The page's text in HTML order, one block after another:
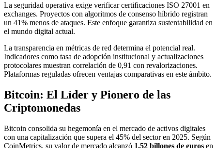
La seguridad operativa exige verificar certificaciones ISO 27001 en
exchanges. Proyectos con algoritmos de consenso híbrido registran
un 41% menos de ataques. Este enfoque garantiza sustentabilidad en
el mundo digital actual.
La transparencia en métricas de red determina el potencial real.
Indicadores como tasa de adopción institucional y actualizaciones
protocolares muestran correlación de 0,91 con revalorizaciones.
Plataformas reguladas ofrecen ventajas comparativas en este ámbito.
Bitcoin: El Líder y Pionero de las
Criptomonedas
Bitcoin consolida su hegemonía en el mercado de activos digitales
con una capitalización que supera el 45% del sector en 2025. Según
CoinMetrics, su valor de mercado alcanzó 1,52 billones de euros en